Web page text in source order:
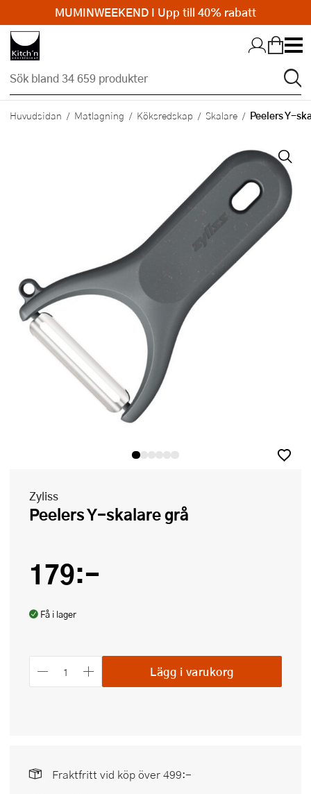
Hopp till huvudinnehållet
Huvudsidan Matlagning Köksredskap Skalare Peelers Y-
Zyliss
Peelers Y-skalare grå
179:-
Få i lager
Lägg i varukorg
Fraktfritt vid köp över 499:-
MUMINWEEKEND I Upp till 40% rabatt